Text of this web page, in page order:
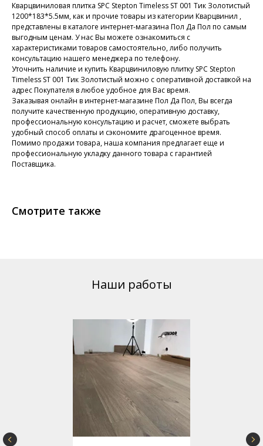
Кварцвиниловая плитка SPC Stepton Timeless ST 001 Тик Золотистый
1200*183*5.5мм, как и прочие товары из категории Кварцвинил ,
представлены в каталоге интернет-магазина Пол Да Пол по самым
выгодным ценам. У нас Вы можете ознакомиться с
характеристиками товаров самостоятельно, либо получить
консультацию нашего менеджера по телефону.
Уточнить наличие и купить Кварцвиниловую плитку SPC Stepton
Timeless ST 001 Тик Золотистый можно с оперативной доставкой на
адрес Покупателя в любое удобное для Вас время.
Заказывая онлайн в интернет-магазине Пол Да Пол, Вы всегда
получите качественную продукцию, оперативную доставку,
профессиональную консультацию и расчет, сможете выбрать
удобный способ оплаты и сэкономите драгоценное время.
Помимо продажи товара, наша компания предлагает еще и
профессиональную укладку данного товара с гарантией
Поставщика.
Смотрите также
Наши работы